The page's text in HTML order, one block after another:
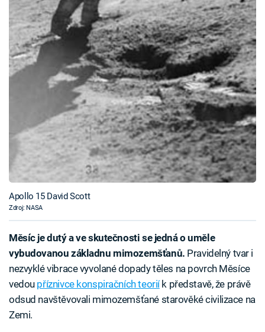
Apollo 15 David Scott
Zdroj: NASA
Měsíc je dutý a ve skutečnosti se jedná o uměle
vybudovanou základnu mimozemšťanů. Pravidelný tvar i
nezvyklé vibrace vyvolané dopady těles na povrch Měsíce
vedou příznivce konspiračních teoriík představě, že právě
odsud navštěvovali mimozemšťané starověké civilizace na
Zemi.